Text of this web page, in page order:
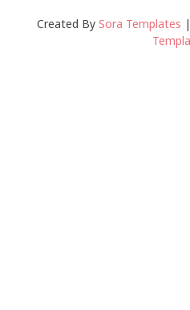
Created By Sora Templates